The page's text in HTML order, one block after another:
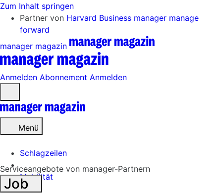
Zum Inhalt springen
Partner von Harvard Business manager manage
forward
manager magazin
Anmelden Abonnement Anmelden
öffnen
Menü
Schlagzeilen
Mobilität
Tech
Serviceangebote von manager-Partnern
Job